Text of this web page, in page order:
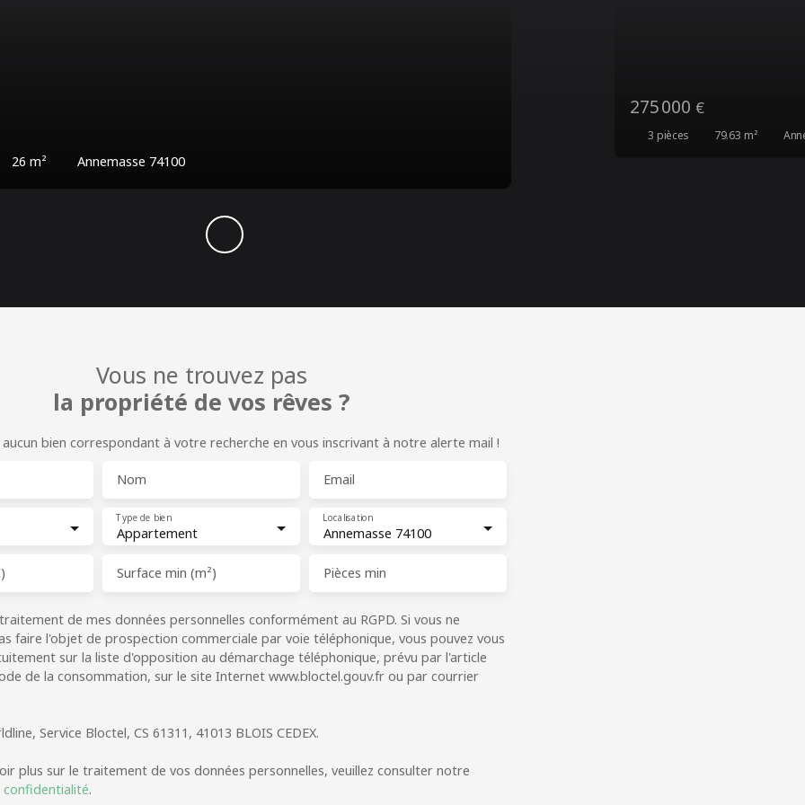
pièces 79.63m² Annemasse 74100
185 000
3pièces 58
Vous ne trouvez pas
la propriété de vos rêves ?
bien correspondant à votre recherche en vous inscrivant à notre alerte mail !
Nom Email
Appartement
Type de bien
Annemasse 74100
Localisation
Surface min (m²) Pièces min
de mes données personnelles conformément au RGPD. Si vous ne
faire l'objet de prospection commerciale par voie téléphonique, vous pouvez vous
sur la liste d'opposition au démarchage téléphonique, prévu par l'article
de la consommation, sur le site Internet www.bloctel.gouv.fr ou par courrier
Service Bloctel, CS 61311, 41013 BLOIS CEDEX.
plus sur le traitement de vos données personnelles, veuillez consulter notre
.